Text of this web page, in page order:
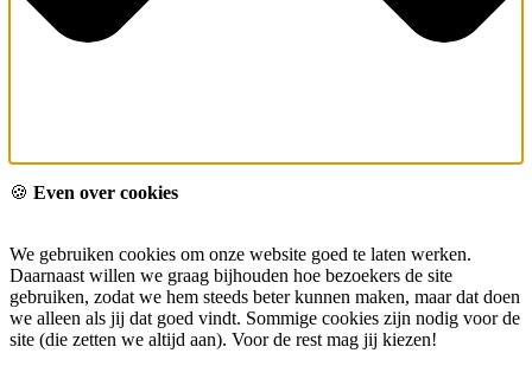
🍪 Even over cookies
We gebruiken cookies om onze website goed te laten werken.
Daarnaast willen we graag bijhouden hoe bezoekers de site
gebruiken, zodat we hem steeds beter kunnen maken, maar dat doen
we alleen als jij dat goed vindt. Sommige cookies zijn nodig voor de
site (die zetten we altijd aan). Voor de rest mag jij kiezen!